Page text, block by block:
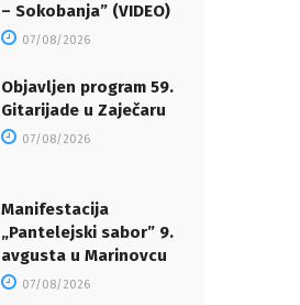
– Sokobanja” (VIDEO)
07/08/2026
Objavljen program 59.
Gitarijade u Zaječaru
07/08/2026
Manifestacija
„Pantelejski sabor” 9.
avgusta u Marinovcu
07/08/2026